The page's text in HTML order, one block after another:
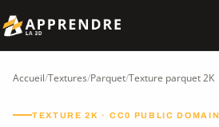
Accueil/Textures/Parquet/Texture parquet 2K
TEXTURE 2K · CC0 PUBLIC DOMAIN